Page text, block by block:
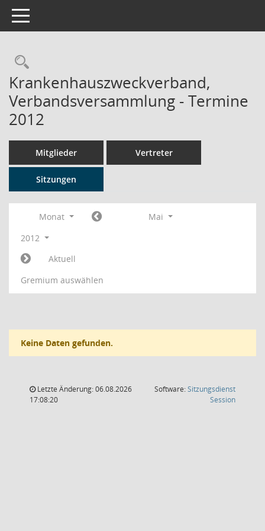
Toggle navigation
Rechercheauswahl
Krankenhauszweckverband,
Verbandsversammlung - Termine
2012
Mitglieder Vertreter
Sitzungen
Monat
Mai
2012
Aktuell
Gremium auswählen
Keine Daten gefunden.
Letzte Änderung: 06.08.2026
17:08:20
Software:Sitzungsdienst
Session(Wird in